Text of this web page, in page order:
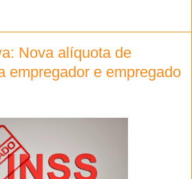
Nova alíquota de
empregador e empregado